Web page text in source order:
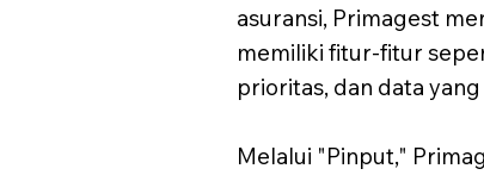
asuransi, Primagest
memiliki fitur-fitur
prioritas, dan data
Melalui "Pinput,"